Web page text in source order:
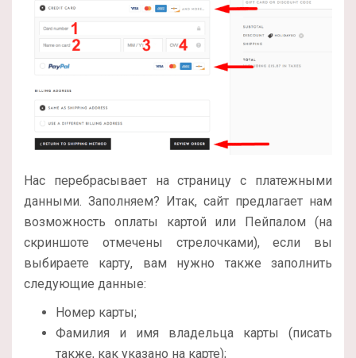
Нас перебрасывает на страницу с платежными
данными. Заполняем? Итак, сайт предлагает нам
возможность оплаты картой или Пейпалом (на
скриншоте отмечены стрелочками), если вы
выбираете карту, вам нужно также заполнить
следующие данные:
Номер карты;
Фамилия и имя владельца карты (писать
также, как указано на карте);